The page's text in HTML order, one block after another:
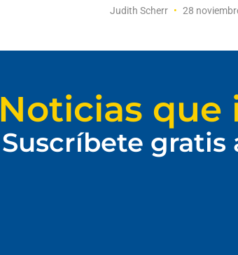
Judith Scherr 28
Noticias que
Suscríbete gratis